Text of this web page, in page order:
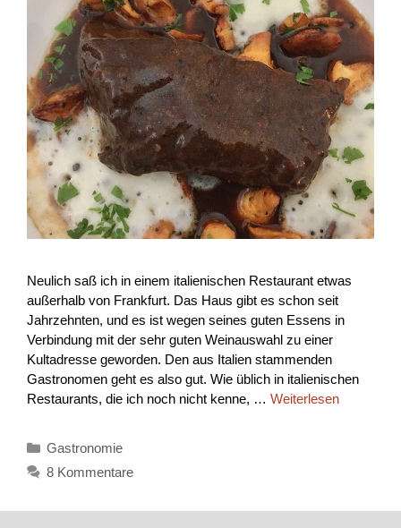
Neulich saß ich in einem italienischen Restaurant etwas
außerhalb von Frankfurt. Das Haus gibt es schon seit
Jahrzehnten, und es ist wegen seines guten Essens in
Verbindung mit der sehr guten Weinauswahl zu einer
Kultadresse geworden. Den aus Italien stammenden
Gastronomen geht es also gut. Wie üblich in italienischen
Restaurants, die ich noch nicht kenne, … Weiterlesen
Kategorien
Gastronomie
8 Kommentare